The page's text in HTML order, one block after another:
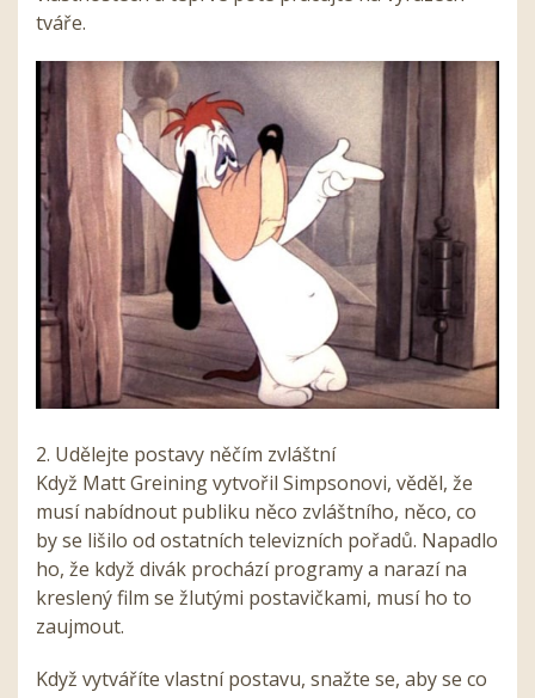
tváře.
2. Udělejte postavy něčím zvláštní
Když Matt Greining vytvořil Simpsonovi, věděl, že
musí nabídnout publiku něco zvláštního, něco, co
by se lišilo od ostatních televizních pořadů. Napadlo
ho, že když divák prochází programy a narazí na
kreslený film se žlutými postavičkami, musí ho to
zaujmout.
Když vytváříte vlastní postavu, snažte se, aby se co